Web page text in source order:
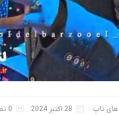
تاپ 28 اکتبر 2024 0 نظر